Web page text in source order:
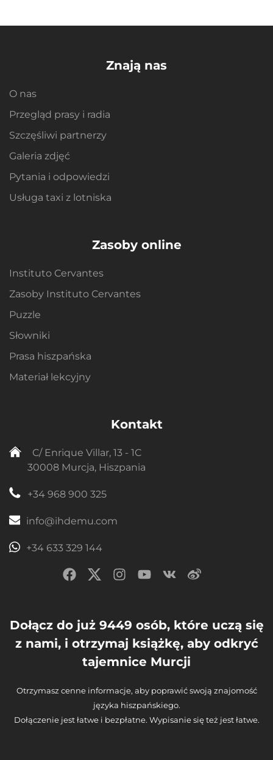
Znają nas
O nas
Przegląd prasy i radia
Szczęśliwi partnerzy
Galeria zdjęć
Pytania i odpowiedzi
Usługa taxi z lotniska
Zasoby online
Instituto Cervantes
Zasoby Instituto Cervantes
Puzzle
Słowniki
Prasa hiszpańska
Materiał lekcyjny
Kontakt
C/ Enrique Villar, 13 - 1C
30008 Murcja, Hiszpania
+34 968 900 325
info@ihdemu.com
+34 633 329 144
Dołącz do już 9449 osób, które uczą się
z nami, i otrzymaj książkę, aby odkryć
tajemnice Murcji
Otrzymasz cenne informacje, aby poprawić swoją znajomość
języka hiszpańskiego.
Dołączenie jest łatwe i bezpłatne. Wypisanie się też jest łatwe.